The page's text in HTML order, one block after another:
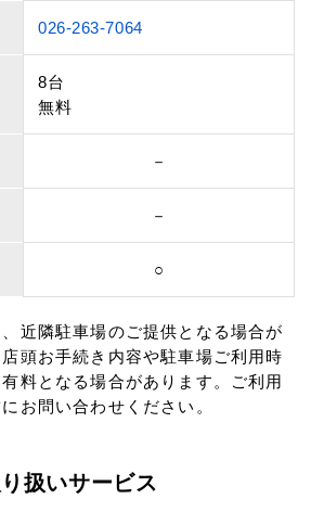
026-263-7064
8台
無料
－
－
○
近隣駐車場のご提供となる場合が
頭お手続き内容や駐車場ご利用時
料となる場合があります。ご利用
お問い合わせください。
扱いサービス